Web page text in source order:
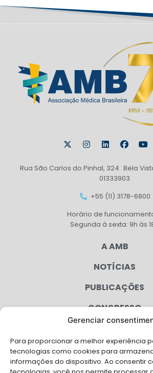
Gerenciar
Para proporcionar a melhor experiência
tecnologias como cookies para
informações do dispositivo. Ao consentir
Rua São Carlos do Pinhal, 324 Bela
01333903
+55 (11) 3178-6800
Horário de
Segunda à sexta: 9h às
A AMB
NOTÍCIAS
PUBLICAÇÕES
CONGRESSO
CAMPANHAS